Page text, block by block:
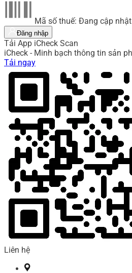
Mã số thuế: Đang cập nhật
Đăng nhập
Tải App iCheck Scan
iCheck - Minh bạch thông tin sản
Tải ngay
Liên hệ